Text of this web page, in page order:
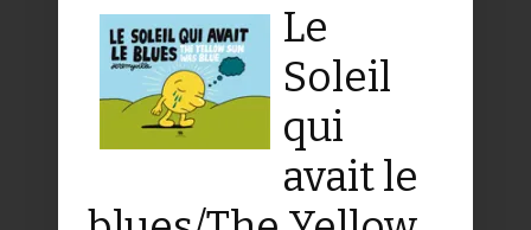
Le
Soleil
qui
avait le